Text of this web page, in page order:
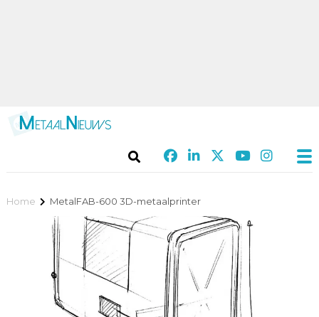
Home MetalFAB-600 3D-metaalprinter